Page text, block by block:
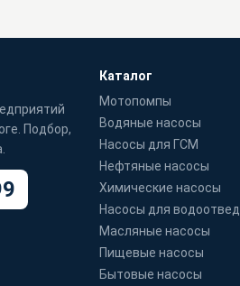
Подбор,
Каталог
Мотопомпы
Водяные насосы
Насосы для ГСМ
Нефтяные насосы
Химические насосы
Насосы для
Масляные насосы
Пищевые насосы
Бытовые насосы